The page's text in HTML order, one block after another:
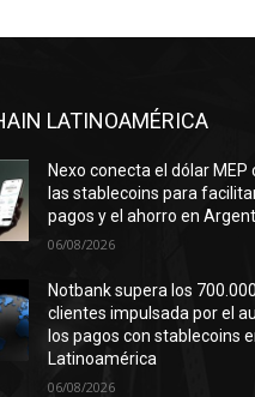
LATINOAMÉRICA
Nexo conecta el dólar MEP
las stablecoins para
pagos y el ahorro en
06/08/2026
Notbank supera los 700.000
clientes impulsada por el
los pagos con stablecoins
Latinoamérica
06/08/2026